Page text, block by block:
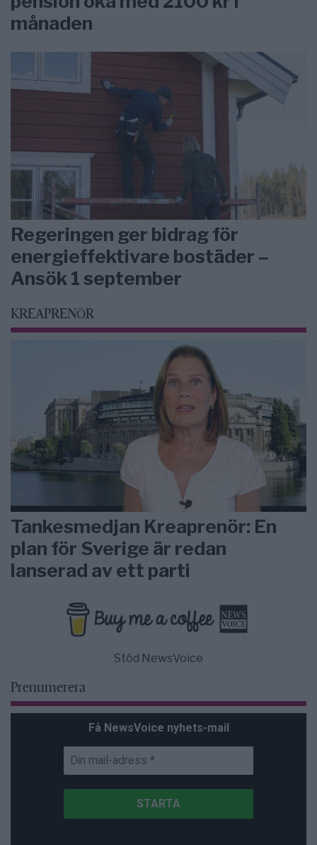
månaden
Regeringen ger bidrag för
energieffektivare bostäder –
Ansök 1 september
KREAPRENÖR
Tankesmedjan Kreaprenör: En
plan för Sverige är redan
lanserad av ett parti
Stöd NewsVoice
Prenumerera
Få NewsVoice nyhets-mail